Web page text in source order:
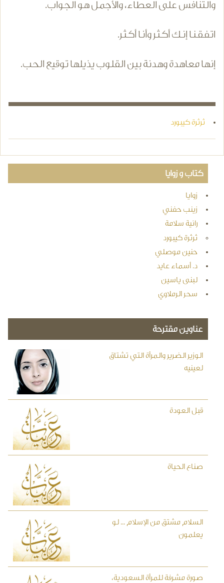
والتنافس على العطاء، والأجمل هو الجواب.
اتـفـقـنـا إنـك أكـثـر وأنـا أكـثـر.
إنها معاهدة وهدنة بين القلوب يذيلها توقيع الحب.
ثرثرة كيبورد
كتاب و زوايا
زوايا
زينب حفني
رانية سلامة
ثرثرة كيبورد
حنين موصلي
د. أسماء عايد
لبنى ياسين
سحر الرملاوي
عناوين مقترحة
الوزير الضرير والمرأة التي تشتاق
لعينيه
قبل العودة
صناع الحياة
السلام مشتق من الإسلام ... لو
يعلمون
صورة مشرفة للمرأة السعودية،